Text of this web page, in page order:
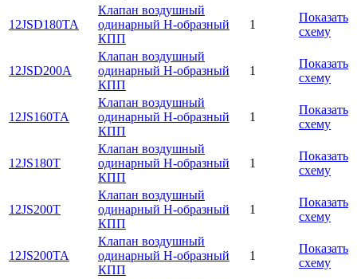
12JSD180TA
Клапан воздушный
одинарный Н-образный
КПП
1
Показать
схему
12JSD200A
Клапан воздушный
одинарный Н-образный
КПП
1
Показать
схему
12JS160TA
Клапан воздушный
одинарный Н-образный
КПП
1
Показать
схему
12JS180T
Клапан воздушный
одинарный Н-образный
КПП
1
Показать
схему
12JS200T
Клапан воздушный
одинарный Н-образный
КПП
1
Показать
схему
12JS200TA
Клапан воздушный
одинарный Н-образный
КПП
1
Показать
схему